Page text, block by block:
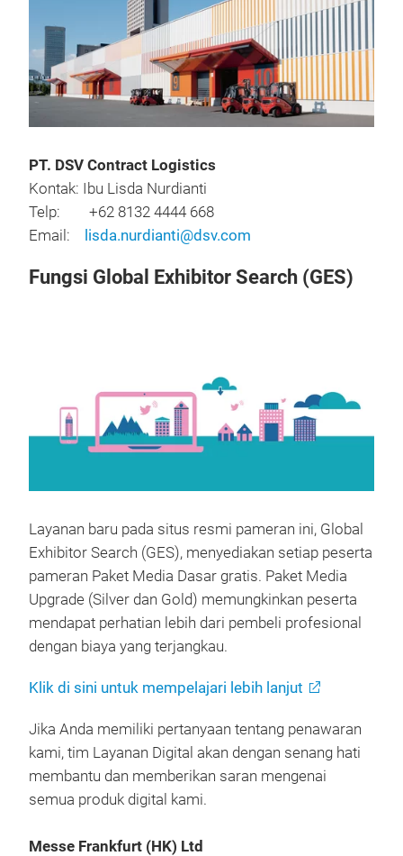
PT. DSV Contract Logistics
Kontak: Ibu Lisda Nurdianti
Telp: +62 8132 4444 668
Email:
lisda.nurdianti@dsv.com
Fungsi Global Exhibitor Search (GES)
Layanan baru pada situs resmi pameran ini, Global
Exhibitor Search (GES), menyediakan setiap peserta
pameran Paket Media Dasar gratis. Paket Media
Upgrade (Silver dan Gold) memungkinkan peserta
mendapat perhatian lebih dari pembeli profesional
dengan biaya yang terjangkau.
Klik di sini untuk mempelajari lebih lanjut
Jika Anda memiliki pertanyaan tentang penawaran
kami, tim Layanan Digital akan dengan senang hati
membantu dan memberikan saran mengenai
semua produk digital kami.
Messe Frankfurt (HK) Ltd